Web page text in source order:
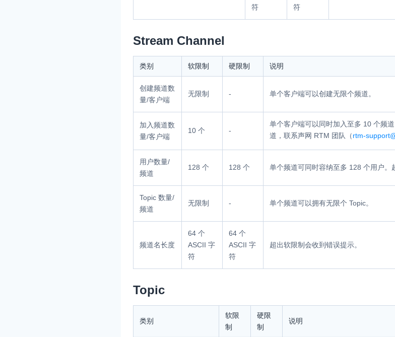
符
符
Stream Channel
类别 软限制 硬限制 说明
创建频道数
量/客户端
无限制 - 单个客户端可以创建无限个频道。
加入频道数
量/客户端
10 个 -
单个客户端可以同时加入至多 10 个频
道，联系声网 RTM 团队（rtm-
用户数量/
频道
128 个 128 个 单个频道可同时容纳至多 128 个用户。
Topic 数量/
频道
无限制 - 单个频道可以拥有无限个 Topic。
频道名长度
64 个
ASCII 字
符
64 个
ASCII 字
符
超出软限制会收到错误提示。
Topic
类别
软限
制
硬限
制
说明